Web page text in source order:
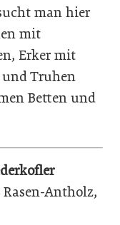
man hier
mit
Erker mit
und Truhen
Betten und
Antholz,